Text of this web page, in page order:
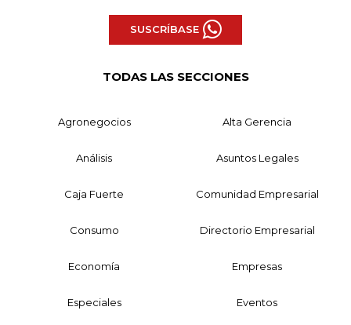
SUSCRÍBASE
TODAS LAS SECCIONES
Agronegocios Alta Gerencia
Análisis Asuntos Legales
Caja Fuerte Comunidad Empresarial
Consumo Directorio Empresarial
Economía Empresas
Especiales Eventos